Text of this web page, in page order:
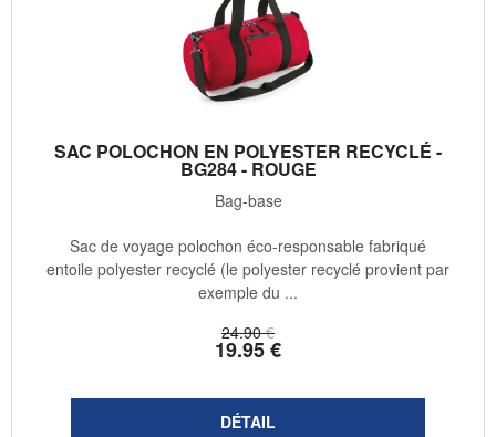
SAC POLOCHON EN POLYESTER RECYCLÉ -
BG284 - ROUGE
Bag-base
24.90 €
19.95€
Sac de voyage polochon éco-responsable fabriqué
entoile polyester recyclé (le polyester recyclé provient par
exemple du ...